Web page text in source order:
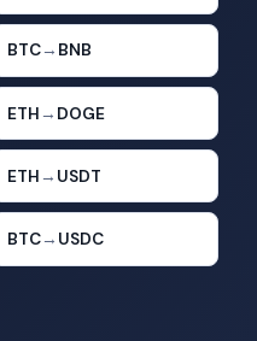
BTC→ BNB
ETH → DOGE
ETH → USDT
BTC→ USDC